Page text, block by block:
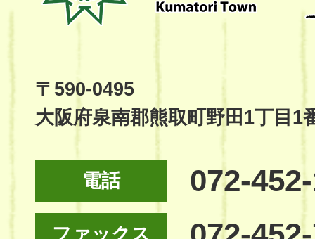
Kumatori
Site
〒590-0495
大阪府泉南郡熊取町野田1丁目1
電話 072-
ファックス